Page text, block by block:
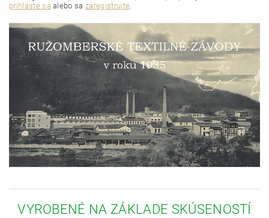
prihláste sa alebo sazaregistrujte.
VYROBENÉ NA ZÁKLADE SKÚSENOSTÍ